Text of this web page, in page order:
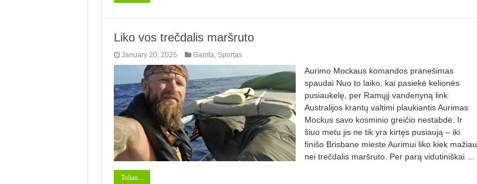
Liko vos trečdalis maršruto
January 20, 2025 Gamta Sportas
Aurimo Mockaus komandos pranešimas
spaudai Nuo to laiko, kai pasiekė kelionės
pusiaukelę, per Ramųjį vandenyną link
Australijos krantų valtimi plaukiantis Aurimas
Mockus savo kosminio greičio nestabdė. Ir
šiuo metu jis ne tik yra kirtęs pusiaują – iki
finišo Brisbane mieste Aurimui liko kiek mažiau
nei trečdalis maršruto. Per parą vidutiniškai …
Toliau...